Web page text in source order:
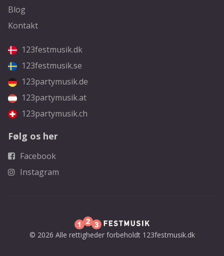
Blog
Kontakt
123festmusik.dk
123festmusik.se
123partymusik.de
123partymusik.at
123partymusik.ch
Følg os her
Facebook
Instagram
© 2026 Alle rettigheder forbeholdt 123festmusik.dk